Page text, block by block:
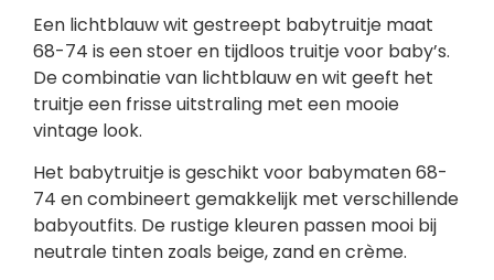
Een lichtblauw wit gestreept babytruitje maat
68-74 is een stoer en tijdloos truitje voor baby’s.
De combinatie van lichtblauw en wit geeft het
truitje een frisse uitstraling met een mooie
vintage look.
Het babytruitje is geschikt voor babymaten 68-
74 en combineert gemakkelijk met verschillende
babyoutfits. De rustige kleuren passen mooi bij
neutrale tinten zoals beige, zand en crème.